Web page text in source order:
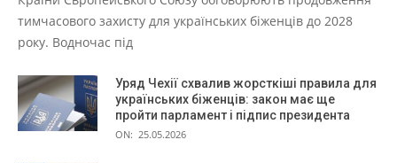
тимчасового захисту для українських біженців до 2028
року. Водночас під
Уряд Чехії схвалив жорсткіші правила для
українських біженців: закон має ще
пройти парламент і підпис президента
ON: 25.05.2026